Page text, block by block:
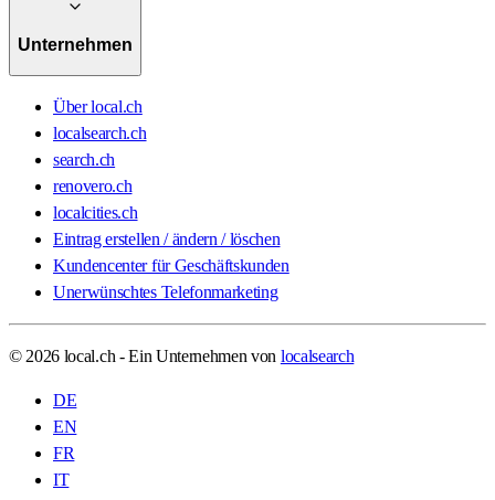
Unternehmen
Über local.ch
localsearch.ch
search.ch
renovero.ch
localcities.ch
Eintrag erstellen / ändern / löschen
Kundencenter für Geschäftskunden
Unerwünschtes Telefonmarketing
© 2026 local.ch - Ein Unternehmen von localsearch
DE
EN
FR
IT